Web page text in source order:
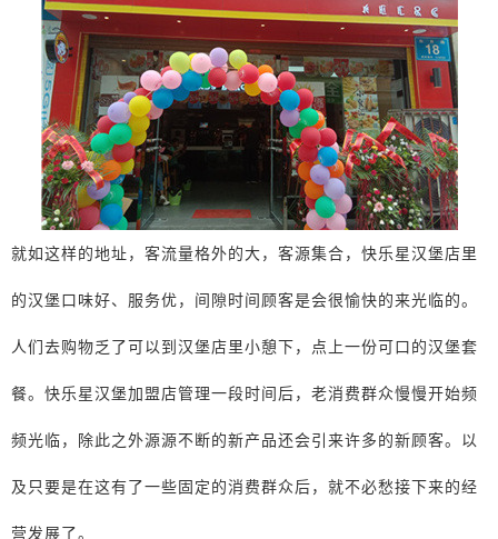
就如这样的地址，客流量格外的大，客源集合，快乐星汉堡店里
的汉堡口味好、服务优，间隙时间顾客是会很愉快的来光临的。
人们去购物乏了可以到汉堡店里小憩下，点上一份可口的汉堡套
餐。快乐星汉堡加盟店管理一段时间后，老消费群众慢慢开始频
频光临，除此之外源源不断的新产品还会引来许多的新顾客。以
及只要是在这有了一些固定的消费群众后，就不必愁接下来的经
营发展了。